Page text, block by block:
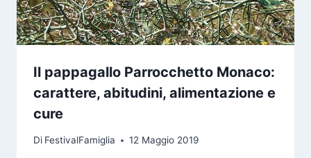
Il pappagallo Parrocchetto Monaco:
carattere, abitudini, alimentazione e
cure
Di FestivalFamiglia 12 Maggio 2019